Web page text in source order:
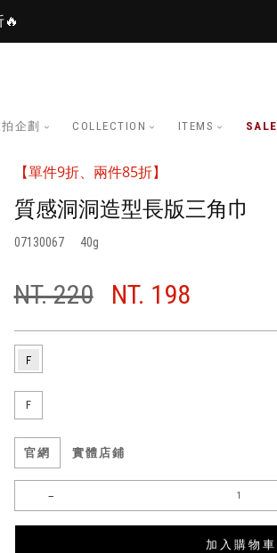
企劃 COLLECTION ITEMS SALE
【單件9折、兩件85折】
質感洞洞造型長版三角巾
07130067 40
NT. 220 NT. 198
F
官網 實體店鋪
加 入 購 物 車